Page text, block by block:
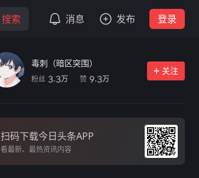
搜索 消息 发布 登录
毒刺（暗区突围）
粉丝 3.3万 赞 9.3万
关注
扫码下载今日头条APP
看最新、最热资讯内容